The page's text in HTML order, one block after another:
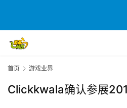
首页 游戏业界
Clickkwala确认参展